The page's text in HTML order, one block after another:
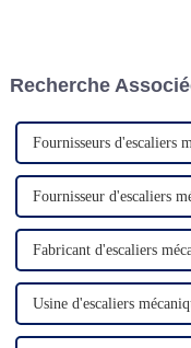
d'énergie...
Recherche
Fournisseurs d'escaliers
Fournisseur d'escaliers
Fabricant d'escaliers
Usine d'escaliers